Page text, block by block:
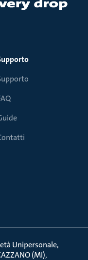
Unipersonale
(MI)